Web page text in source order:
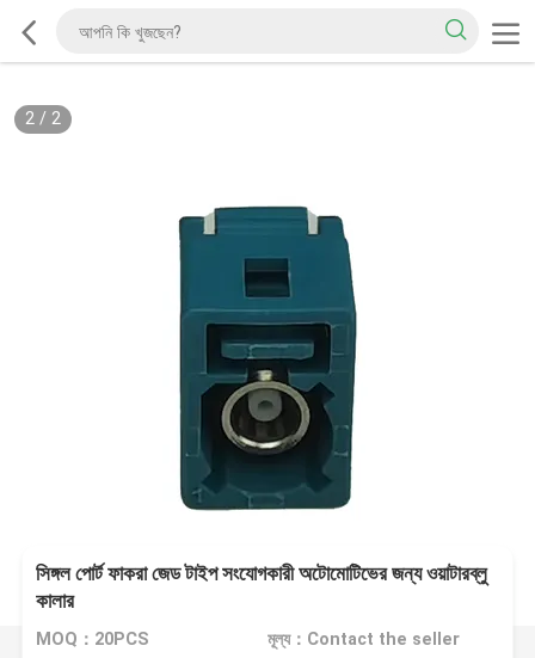
2/ 2
সিঙ্গল পোর্ট ফাকরা জেড টাইপ সংযোগকারী অটোমোটিভের জন্য ওয়াটারব্লু
কালার
MOQ：20PCS মূল্য：Contact the seller